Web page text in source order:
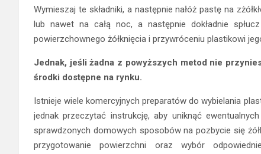
Wymieszaj te składniki, a następnie nałóż pastę na
lub nawet na całą noc, a następnie dokładnie
powierzchownego żółknięcia i przywróceniu plastikowi
Jednak, jeśli żadna z powyższych metod nie
środki dostępne na rynku.
Istnieje wiele komercyjnych preparatów do wybielania
jednak przeczytać instrukcję, aby uniknąć
sprawdzonych domowych sposobów na pozbycie się
przygotowanie powierzchni oraz wybór